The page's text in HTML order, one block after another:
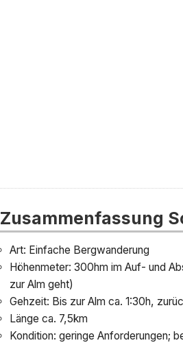
Zusammenfassung
Art: Einfache Bergwanderung
Höhenmeter: 300hm im Auf- und
zur Alm geht)
Gehzeit: Bis zur Alm ca. 1:30h,
Länge ca. 7,5km
Kondition: geringe Anforderungen;